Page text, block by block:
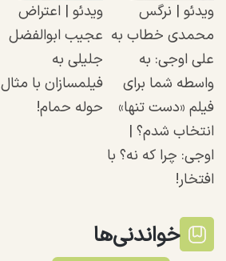
ویدئو | نرگس
محمدی خطاب به
علی اوجی: به
واسطه شما برای
فیلم «دست تنها»
انتخاب شدم؟ |
اوجی: چرا که نه؟ با
افتخار!
ویدئو | اعتراض
عجیب ابوالفضل
جلیلی به
فیلمسازان با مثال
حوله حمام!
خواندنی‌ها